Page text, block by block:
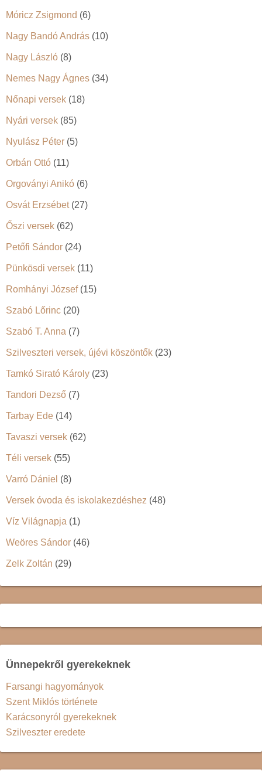
Móricz Zsigmond (6)
Nagy Bandó András (10)
Nagy László (8)
Nemes Nagy Ágnes (34)
Nőnapi versek (18)
Nyári versek (85)
Nyulász Péter (5)
Orbán Ottó (11)
Orgoványi Anikó (6)
Osvát Erzsébet(27)
Őszi versek (62)
Petőfi Sándor (24)
Pünkösdi versek (11)
Romhányi József(15)
Szabó Lőrinc (20)
Szabó T. Anna (7)
Szilveszteri versek, újévi köszöntők (23)
Tamkó Sirató Károly (23)
Tandori Dezső (7)
Tarbay Ede (14)
Tavaszi versek (62)
Téli versek (55)
Varró Dániel (8)
Versek óvoda és iskolakezdéshez (48)
Víz Világnapja (1)
Weöres Sándor (46)
Zelk Zoltán (29)
Ünnepekről gyerekeknek
Farsangi hagyományok
Szent Miklós története
Karácsonyról gyerekeknek
Szilveszter eredete